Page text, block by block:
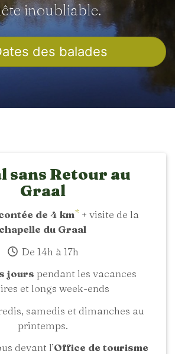
inoubliable.
des balades
sans Retour au
Graal
de 4 km* + visite de la
chapelle du Graal
De 14h à 17h
jours pendant les vacances
et longs week-ends
samedis et dimanches au
printemps.
devant l’Office de tourisme